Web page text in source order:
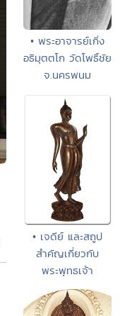
• พระอาจารย์เกิ่ง
อธิมุตตโก วัดโพธิ์ชัย
จ.นครพนม
• เจดีย์ และสถูป
สำคัญเกี่ยวกับ
พระพุทธเจ้า